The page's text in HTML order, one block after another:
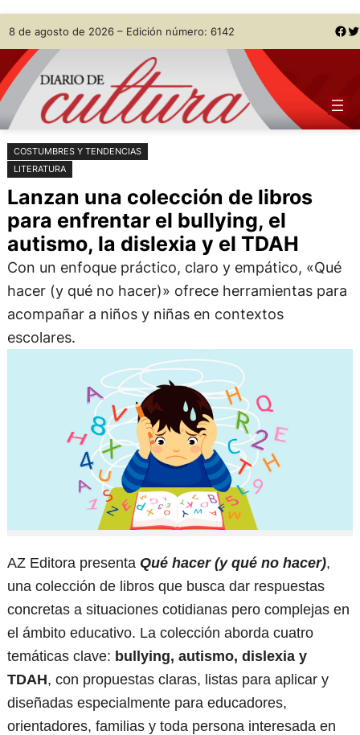
Saltar
al
contenido
Skip
to
content
8 de agosto de 2026 – Edición número: 6142 Facebook Twitter
COSTUMBRES Y TENDENCIAS
LITERATURA
Lanzan una colección de libros
para enfrentar el bullying, el
autismo, la dislexia y el TDAH
Con un enfoque práctico, claro y empático, «Qué
hacer (y qué no hacer)» ofrece herramientas para
acompañar a niños y niñas en contextos
escolares.
AZ Editora presenta Qué hacer (y qué no hacer),
una colección de libros que busca dar respuestas
concretas a situaciones cotidianas pero complejas en
el ámbito educativo. La colección aborda cuatro
temáticas clave: bullying, autismo, dislexia y
TDAH, con propuestas claras, listas para aplicar y
diseñadas especialmente para educadores,
orientadores, familias y toda persona interesada en